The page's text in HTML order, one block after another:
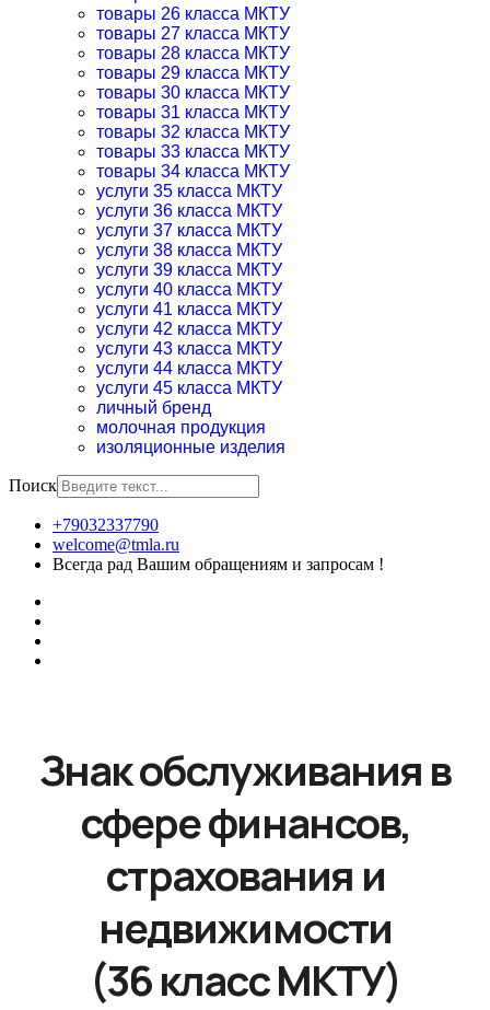
товары 26 класса МКТУ
товары 27 класса МКТУ
товары 28 класса МКТУ
товары 29 класса МКТУ
товары 30 класса МКТУ
товары 31 класса МКТУ
товары 32 класса МКТУ
товары 33 класса МКТУ
товары 34 класса МКТУ
услуги 35 класса МКТУ
услуги 36 класса МКТУ
услуги 37 класса МКТУ
услуги 38 класса МКТУ
услуги 39 класса МКТУ
услуги 40 класса МКТУ
услуги 41 класса МКТУ
услуги 42 класса МКТУ
услуги 43 класса МКТУ
услуги 44 класса МКТУ
услуги 45 класса МКТУ
личный бренд
молочная продукция
изоляционные изделия
Поиск
+79032337790
welcome@tmla.ru
Всегда рад Вашим обращениям и запросам !
Знак обслуживания в
сфере финансов,
страхования и
недвижимости
(36 класс МКТУ)